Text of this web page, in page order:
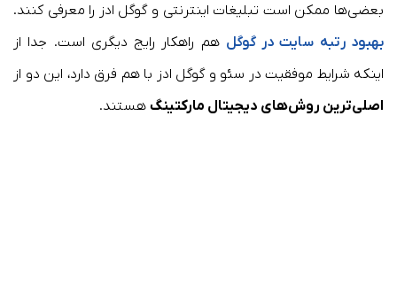
بعضی‌ها ممکن است تبلیغات اینترنتی و گوگل ادز را معرفی کنند.
بهبود رتبه سایت در گوگل هم راهکار رایج دیگری است. جدا از
اینکه شرایط موفقیت در سئو و گوگل ادز با هم فرق دارد، این دو از
اصلی‌ترین روش‌های دیجیتال مارکتینگ هستند.